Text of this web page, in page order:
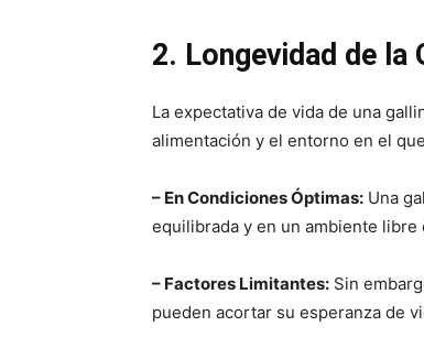
2. Longevidad de la
La expectativa de vida de una
alimentación y el entorno en el
– En Condiciones Óptimas: Una
equilibrada y en un ambiente
– Factores Limitantes: Sin
pueden acortar su esperanza de